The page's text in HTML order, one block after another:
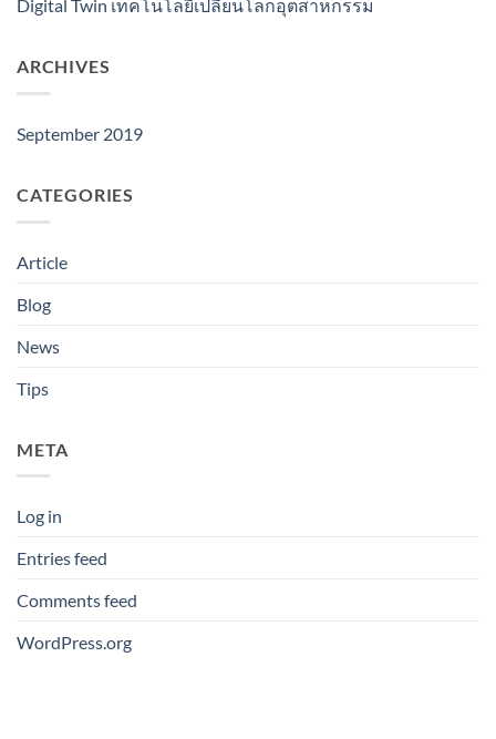
Digital Twin เทคโนโลยีเปลี่ยนโลกอุตสาหกรรม
ARCHIVES
September 2019
CATEGORIES
Article
Blog
News
Tips
META
Log in
Entries feed
Comments feed
WordPress.org